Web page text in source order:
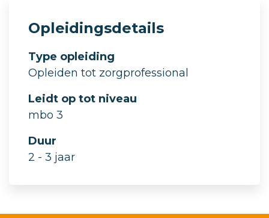
Opleidingsdetails
Type opleiding
Opleiden tot zorgprofessional
Leidt op tot niveau
mbo 3
Duur
2 - 3 jaar